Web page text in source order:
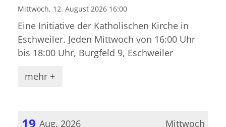
Mittwoch, 12. August 2026 16:00
Eine Initiative der Katholischen Kirche in
Eschweiler. Jeden Mittwoch von 16:00 Uhr
bis 18:00 Uhr, Burgfeld 9, Eschweiler
mehr +
Mittwoch
19 Aug. 2026